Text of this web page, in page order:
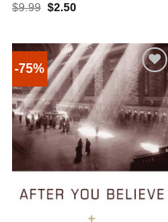
$9.99 $2.50
-75%